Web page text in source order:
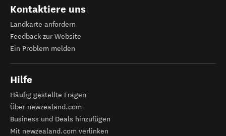
Kontaktiere uns
Landkarte anfordern
Feedback zur Website
Ein Problem melden
Hilfe
Häufig gestellte Fragen
Über newzealand.com
Business und Deals hinzufügen
Mit newzealand.com verlinken